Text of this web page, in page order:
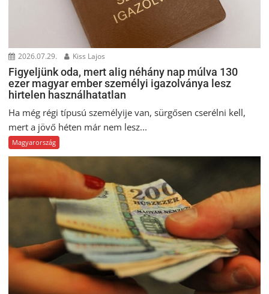
2026.07.29. Kiss Lajos
Figyeljünk oda, mert alig néhány nap múlva 130
ezer magyar ember személyi igazolványa lesz
hirtelen használhatatlan
Ha még régi típusú személyije van, sürgősen cserélni kell,
mert a jövő héten már nem lesz...
Magyarország